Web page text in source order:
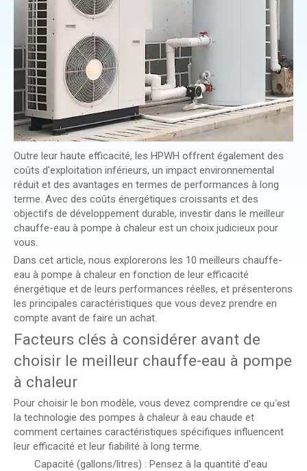
Outre leur haute efficacité, les HPWH offrent également des
coûts d'exploitation inférieurs, un impact environnemental
réduit et des avantages en termes de performances à long
terme. Avec des coûts énergétiques croissants et des
objectifs de développement durable, investir dans le meilleur
chauffe-eau à pompe à chaleur est un choix judicieux pour
vous.
Dans cet article, nous explorerons les 10 meilleurs chauffe-
eau à pompe à chaleur en fonction de leur efficacité
énergétique et de leurs performances réelles, et présenterons
les principales caractéristiques que vous devez prendre en
compte avant de faire un achat.
Facteurs clés à considérer avant de
choisir le meilleur chauffe-eau à pompe
à chaleur
Pour choisir le bon modèle, vous devez comprendre ce qu’est
la technologie des pompes à chaleur à eau chaude et
comment certaines caractéristiques spécifiques influencent
leur efficacité et leur fiabilité à long terme.
Capacité (gallons/litres) : Pensez à la quantité d'eau